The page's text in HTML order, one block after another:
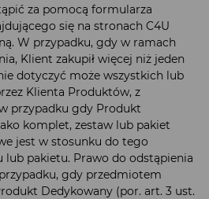
za pomocą formularza
się na stronach C4U
W przypadku, gdy w ramach
Klient zakupił więcej niż jeden
dotyczyć może wszystkich lub
Klienta Produktów, z
przypadku gdy Produkt
komplet, zestaw lub pakiet
jest w stosunku do tego
lub pakietu. Prawo do odstąpienia
gdy przedmiotem
Dedykowany (por. art. 3 ust.